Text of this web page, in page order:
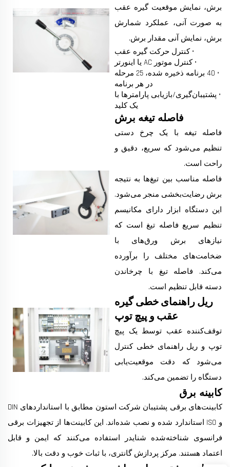
برش، نمایش موقعیت گیره عقب
به صورت آنی، عملکرد شمارش
برش، نمایش آنی مقدار برش.
• کنترل حرکت گیره عقب
• کنترل موتور AC یا اینورتر
• 40 برنامه ذخیره شده، 25 مرحله
در هر برنامه
• پشتیبان‌گیری/بازیابی پارامترها با
یک کلید
فاصله تیغه برش
فاصله تیغه با یک چرخ دستی
تنظیم می‌شود که سریع، دقیق و
راحت است.
فاصله مناسب بین تیغ‌ها به نتیجه
برش رضایت‌بخشی منجر می‌شود.
این دستگاه ابزار دارای مکانیسم
تنظیم سریع فاصله تیغ است که
نیازهای برش ورق‌های با
ضخامت‌های مختلف را برآورده
می‌کند. فاصله تیغ با چرخاندن
دسته قابل تنظیم است.
ریل راهنمای خطی گیره
عقب و پیچ توپ
توقف‌کننده عقب توسط یک پیچ
توپ و ریل راهنمای خطی کنترل
می‌شود که دقت موقعیت‌یابی
دستگاه را تضمین می‌کند.
کابینه برق
کابینت‌های برقی پشتیبان شرکت استون مطابق با استانداردهای DIN
و ISO استاندارد شده و نصب شده‌اند. این کابینت‌ها از تجهیزات برقی
فرانسوی شناخته‌شده شنایدر استفاده می‌کنند که ایمن و قابل
اعتماد هستند. مرکز پردازش گانتری، با ثبات خوب و دقت بالا.